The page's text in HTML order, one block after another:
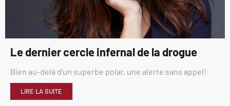
Le dernier cercle infernal de la drogue
Bien au-delà d’un superbe polar, une alerte sans appel!
LIRE LA SUITE